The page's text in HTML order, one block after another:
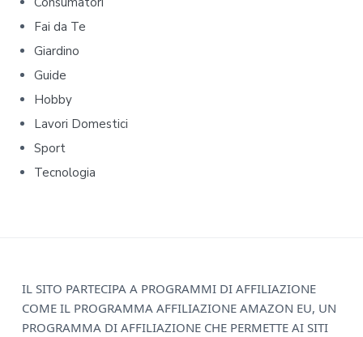
a
r
y
S
i
d
r
Fai da Te
Giardino
Guide
Hobby
Lavori Domestici
Sport
Tecnologia
IL SITO PARTECIPA A PROGRAMMI DI AFFILIAZIONE
COME IL PROGRAMMA AFFILIAZIONE AMAZON EU, UN
PROGRAMMA DI AFFILIAZIONE CHE PERMETTE AI SITI